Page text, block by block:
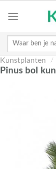
Zoeken
Kunstplanten /
Pinus bol